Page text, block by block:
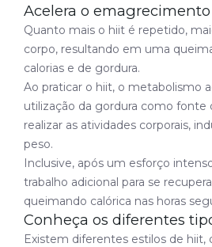
Acelera o emagrecimento
Quanto mais o hiit é repetido,
corpo, resultando em uma
calorias e de gordura.
Ao praticar o hiit, o metabolismo
utilização da gordura como fonte
realizar as atividades corporais,
peso.
Inclusive, após um esforço
trabalho adicional para se
queimando calórica nas horas
Conheça os diferentes
Existem diferentes estilos de